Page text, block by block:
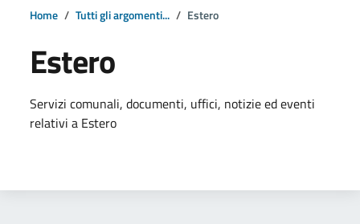
Home Tutti gli argomenti... Estero
Estero
Dettagli della notizia
Servizi comunali, documenti, uffici, notizie ed eventi
relativi a Estero